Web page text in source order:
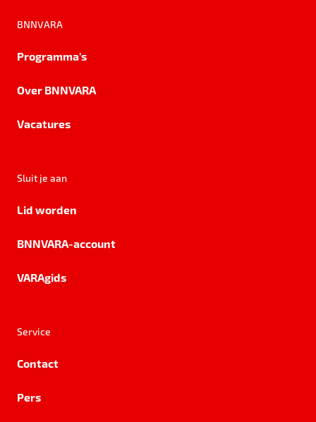
BNNVARA
Programma's
Over BNNVARA
Vacatures
Sluit je aan
Lid worden
BNNVARA-account
VARAgids
Service
Contact
Pers